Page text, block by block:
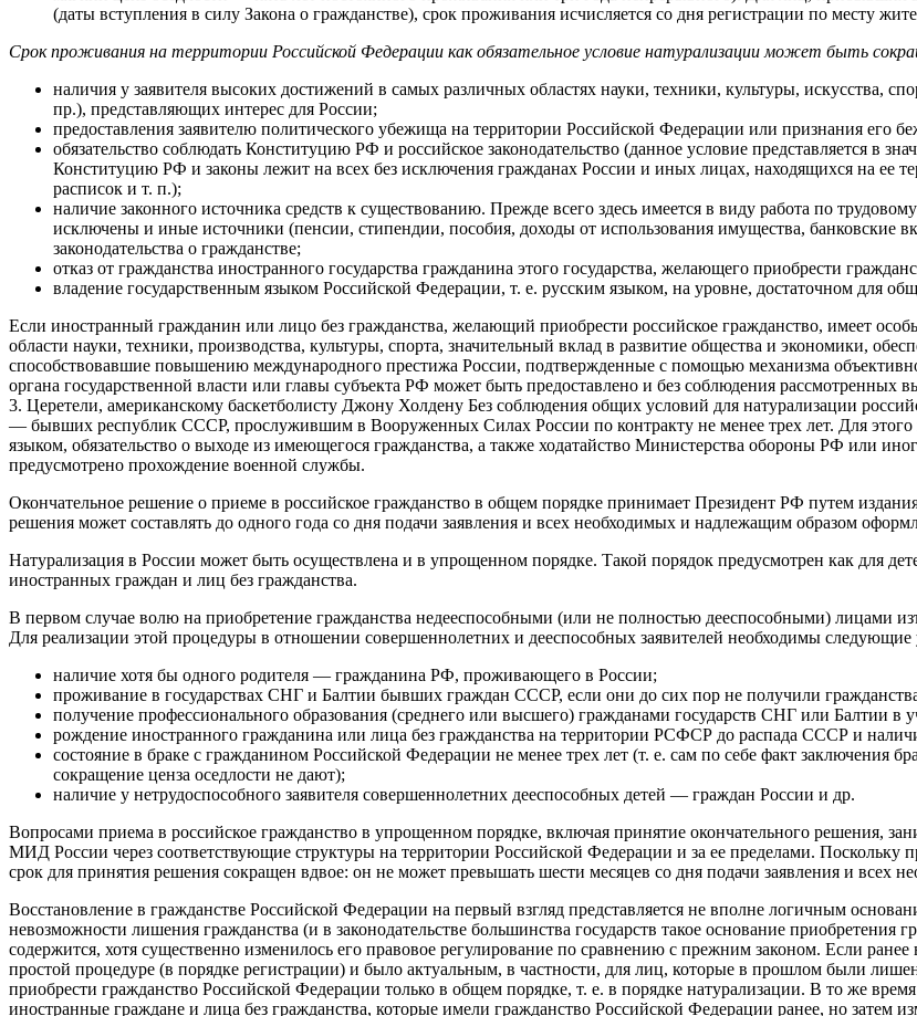
(даты вступления в силу Закона о гражданстве), срок проживания исчисляется со дня регистрации по месту
Срок проживания на территории Российской Федерации как обязательное условие натурализации может быть
наличия у заявителя высоких достижений в самых различных областях науки, техники, культуры, искусства,
пр.), представляющих интерес для России;
предоставления заявителю политического убежища на территории Российской Федерации или признания его
обязательство соблюдать Конституцию РФ и российское законодательство (данное условие представляется в
Конституцию РФ и законы лежит на всех без исключения гражданах России и иных лицах, находящихся на ее
расписок и т. п.);
наличие законного источника средств к существованию. Прежде всего здесь имеется в виду работа по
исключены и иные источники (пенсии, стипендии, пособия, доходы от использования имущества, банковские
законодательства о гражданстве;
отказ от гражданства иностранного государства гражданина этого государства, желающего приобрести
владение государственным языком Российской Федерации, т. е. русским языком, на уровне, достаточном для
Если иностранный гражданин или лицо без гражданства, желающий приобрести российское гражданство, имеет
области науки, техники, производства, культуры, спорта, значительный вклад в развитие общества и экономики,
способствовавшие повышению международного престижа России, подтвержденные с помощью механизма
органа государственной власти или главы субъекта РФ может быть предоставлено и без соблюдения рассмотренных
3. Церетели, американскому баскетболисту Джону Холдену Без соблюдения общих условий для натурализации
— бывших республик СССР, прослужившим в Вооруженных Силах России по контракту не менее трех лет. Для
языком, обязательство о выходе из имеющегося гражданства, а также ходатайство Министерства обороны РФ или
предусмотрено прохождение военной службы.
Окончательное решение о приеме в российское гражданство в общем порядке принимает Президент РФ путем
решения может составлять до одного года со дня подачи заявления и всех необходимых и надлежащим образом
Натурализация в России может быть осуществлена и в упрощенном порядке. Такой порядок предусмотрен как для
иностранных граждан и лиц без гражданства.
В первом случае волю на приобретение гражданства недееспособными (или не полностью дееспособными) лицами
Для реализации этой процедуры в отношении совершеннолетних и дееспособных заявителей необходимы следующие
наличие хотя бы одного родителя — гражданина РФ, проживающего в России;
проживание в государствах СНГ и Балтии бывших граждан СССР, если они до сих пор не получили
получение профессионального образования (среднего или высшего) гражданами государств СНГ или Балтии в
рождение иностранного гражданина или лица без гражданства на территории РСФСР до распада СССР и
состояние в браке с гражданином Российской Федерации не менее трех лет (т. е. сам по себе факт заключения
сокращение ценза оседлости не дают);
наличие у нетрудоспособного заявителя совершеннолетних дееспособных детей — граждан России и др.
Вопросами приема в российское гражданство в упрощенном порядке, включая принятие окончательного решения,
МИД России через соответствующие структуры на территории Российской Федерации и за ее пределами. Поскольку
срок для принятия решения сокращен вдвое: он не может превышать шести месяцев со дня подачи заявления и всех
Восстановление в гражданстве Российской Федерации на первый взгляд представляется не вполне логичным
невозможности лишения гражданства (и в законодательстве большинства государств такое основание приобретения
содержится, хотя существенно изменилось его правовое регулирование по сравнению с прежним законом. Если
простой процедуре (в порядке регистрации) и было актуальным, в частности, для лиц, которые в прошлом были
приобрести гражданство Российской Федерации только в общем порядке, т. е. в порядке натурализации. В то же
иностранные граждане и лица без гражданства, которые имели гражданство Российской Федерации ранее, но затем